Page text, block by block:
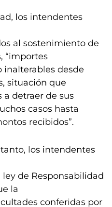
los intendentes
al sostenimiento de
“importes
desde
situación que
a detraer de sus
casos hasta
recibidos”.
los intendentes
de Responsabilidad
la
conferidas por